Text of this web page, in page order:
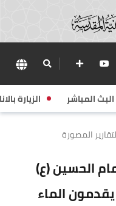
البث المباشر الزيارة
المصورة
الحسين (ع)
الماء